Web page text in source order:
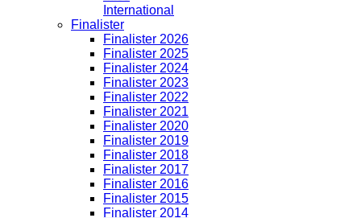
International
Finalister
Finalister 2026
Finalister 2025
Finalister 2024
Finalister 2023
Finalister 2022
Finalister 2021
Finalister 2020
Finalister 2019
Finalister 2018
Finalister 2017
Finalister 2016
Finalister 2015
Finalister 2014